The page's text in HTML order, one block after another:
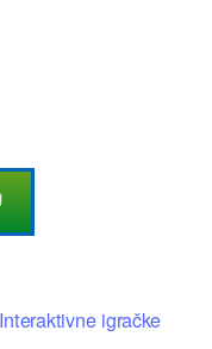
Interaktivne igračke